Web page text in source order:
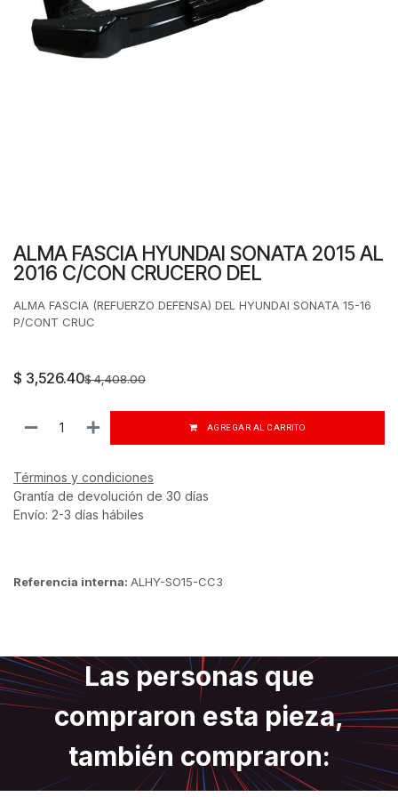
ALMA FASCIA HYUNDAI SONATA 2015 AL
2016 C/CON CRUCERO DEL
ALMA FASCIA (REFUERZO DEFENSA) DEL HYUNDAI SONATA 15-16
P/CONT CRUC
$ 3,526.40$4,408.00
AGREGAR AL CARRITO
Términos y condiciones
Grantía de devolución de 30 días
Envío: 2-3 días hábiles
Referencia interna: ALHY-SO15-CC3
Las personas que
compraron esta pieza,
también compraron: